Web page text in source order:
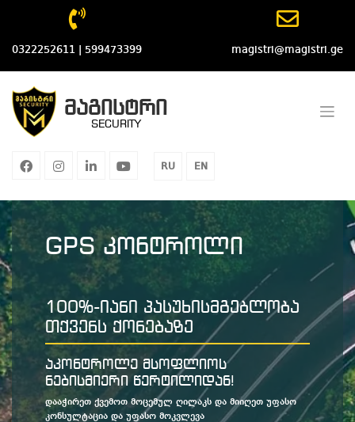
content
0322252611 | 599473399 magistri@magistri.ge
მაგისტრი
SECURITY
facebookinstagram
linkedinyoutube
RU EN
GPS კონტროლი
100%-იანი პასუხისმგებლობა
თქვენს ქონებაზე
აკონტროლე მსოფლიოს
ნებისმიერი წერტილიდან!
დააჭირეთ ქვემოთ მოცემულ ღილაკს და მიიღეთ უფასო
კონსულტაცია და უფასო მოკვლევა